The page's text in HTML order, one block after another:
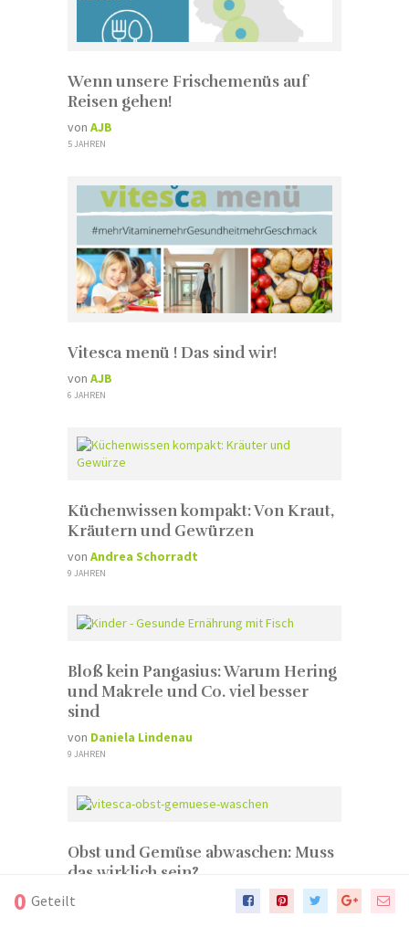
Wenn unsere Frischemenüs auf
Reisen gehen!
von AJB
5 JAHREN
Vitesca menü ! Das sind wir!
von AJB
6 JAHREN
Küchenwissen kompakt: Von Kraut,
Kräutern und Gewürzen
von Andrea Schorradt
9 JAHREN
Bloß kein Pangasius: Warum Hering
und Makrele und Co. viel besser
sind
von Daniela Lindenau
9 JAHREN
Obst und Gemüse abwaschen: Muss
das wirklich sein?
von
0 Geteilt